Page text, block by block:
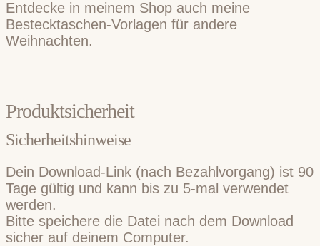
Entdecke in meinem Shop auch meine
Bestecktaschen-Vorlagen für andere
Weihnachten.
Produktsicherheit
Sicherheitshinweise
Dein Download-Link (nach Bezahlvorgang) ist 90
Tage gültig und kann bis zu 5-mal verwendet
werden.
Bitte speichere die Datei nach dem Download
sicher auf deinem Computer.